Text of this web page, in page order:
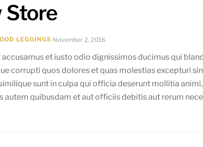
Store
LEGGINGS November 2, 2016
accusamus et iusto odio dignissimos ducimus qui
corrupti quos dolores et quas molestias excepturi
sunt in culpa qui officia deserunt mollitia
autem quibusdam et aut officiis debitis aut rerum